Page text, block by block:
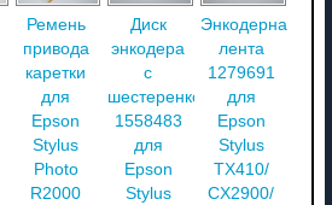
Ремень
привода
каретки
для
Epson
Stylus
Photo
R2000
Диск
энкодера
с
шестеренкой
1558483
для
Epson
Stylus
Энкодерная
лента
1279691
для
Epson
Stylus
TX410/
CX2900/